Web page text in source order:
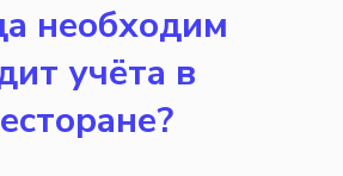
необходим
учёта в